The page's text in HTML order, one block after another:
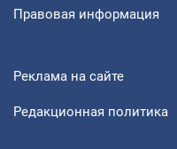
Правовая информация
Реклама на сайте
Редакционная политика